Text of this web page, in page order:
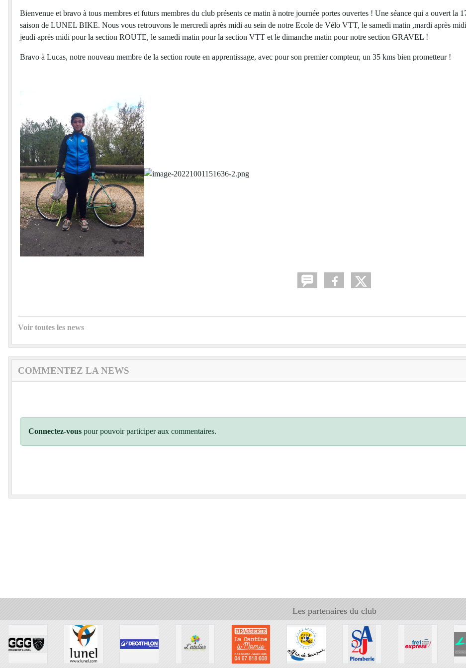
Bienvenue et bravo à tous membres et futurs membres du club présents ce matin à notre journée portes ouvertes ! Une séance qui a ouvert la
saison de LUNEL BIKE. Nous vous retrouvons le mercredi après midi au sein de notre Ecole de Vélo VTT, le samedi matin ,mardi après
jeudi après midi pour la section ROUTE, le samedi matin pour la section VTT et le dimanche matin pour notre section GRAVEL !
Bravo à Lucas, notre nouveau membre de la section route en apprentissage, avec pour son premier compteur, un 35 kms bien prometteur !
Voir toutes les news
COMMENTEZ LA NEWS
Connectez-vous pour pouvoir participer aux commentaires.
Les partenaires du club